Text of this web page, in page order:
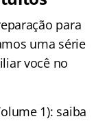
para
uma série
você no
1): saiba